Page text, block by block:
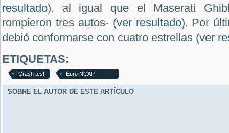
resultado), al igual que el Maserati
rompieron tres autos- (ver resultado). Por
debió conformarse con cuatro estrellas (ver
ETIQUETAS:
Crash test Euro NCAP
SOBRE EL AUTOR DE ESTE ARTÍCULO